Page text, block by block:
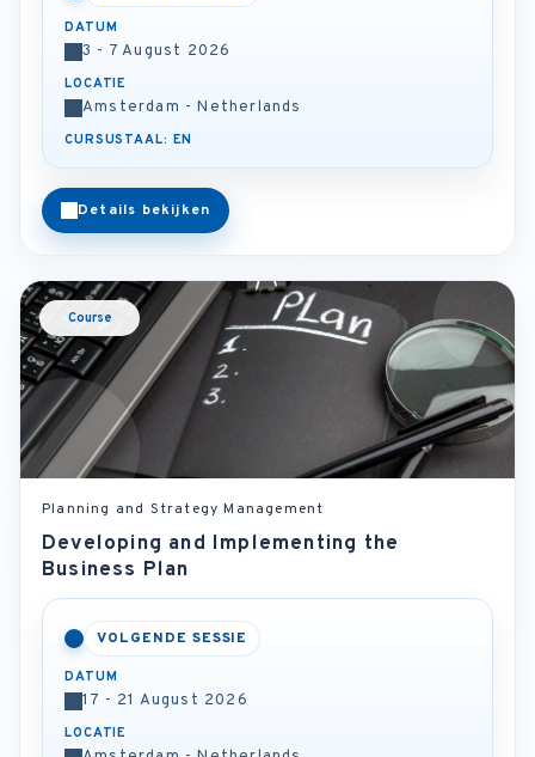
DATUM
3 - 7 August 2026
LOCATIE
Amsterdam - Netherlands
CURSUSTAAL: EN
Details bekijken
Course
Planning and Strategy Management
Developing and Implementing the
Business Plan
VOLGENDE SESSIE
DATUM
17 - 21 August 2026
LOCATIE